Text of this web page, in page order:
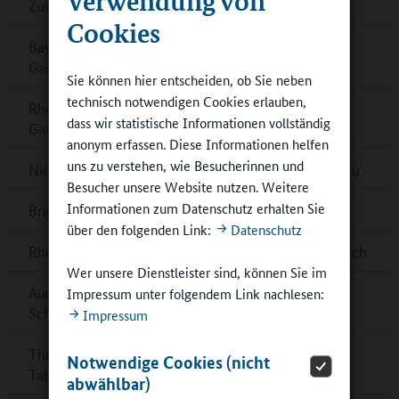
Cookies
Sie können hier entscheiden, ob Sie neben
technisch notwendigen Cookies erlauben,
dass wir statistische Informationen vollständig
anonym erfassen. Diese Informationen helfen
uns zu verstehen, wie Besucherinnen und
Besucher unsere Website nutzen. Weitere
Informationen zum Datenschutz erhalten Sie
über den folgenden Link:
Datenschutz
Wer unsere Dienstleister sind, können Sie im
Impressum unter folgendem Link nachlesen:
Impressum
Notwendige Cookies (nicht
abwählbar)
Zusammenarbeit in Berlin
Bayern: Pädagogische Fachkräfte für
Ganztagsbetreuung
Rheinland-Pfalz: Musikalisches Zusammenspiel im
Ganztag
Niedersachsen: Förderrichtlinie zum Ganztagsausbau
Brandenburg: Multifunktionsgebäude für Zeuthen
Rheinland-Pfalz: G8-Ganztagsgymnasium in Dernbach
Ausschreibung „denkmal aktiv – Kulturerbe macht
Schule‟
Thüringen: „Goldener Teller“ für Schulessen in Bad
Tabarz